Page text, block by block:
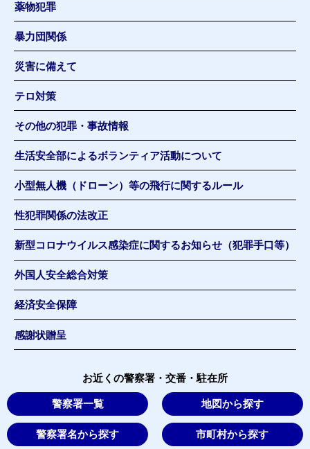
薬物犯罪
暴力団関係
災害に備えて
テロ対策
その他の犯罪・事故情報
生活安全部によるボランティア活動について
小型無人機（ドローン）等の飛行に関するルール
性犯罪関係の法改正
新型コロナウイルス感染症に関するお知らせ（犯罪手口等）
外国人安全総合対策
経済安全保障
感謝状贈呈
お近くの警察署・交番・駐在所
警察署一覧 地図から探す
警察署名から探す 市町村から探す